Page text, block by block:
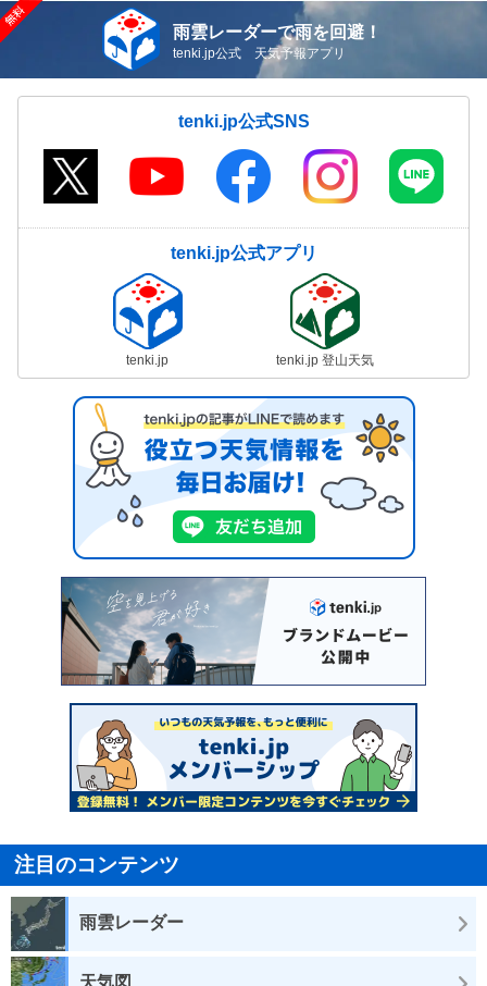
雨雲レーダーで雨を回避！
tenki.jp公式 天気予報アプリ
tenki.jp公式SNS
tenki.jp公式アプリ
tenki.jp tenki.jp 登山天気
注目のコンテンツ
雨雲レーダー
天気図